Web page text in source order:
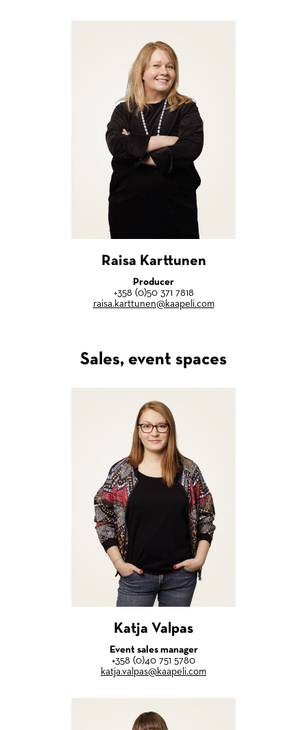
Raisa Karttunen
Producer
+358 (0)50 371 7818
raisa.karttunen@kaapeli.com
Sales, event spaces
Katja Valpas
Event sales manager
+358 (0)40 751 5780
katja.valpas@kaapeli.com